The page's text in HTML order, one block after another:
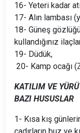
16- Yeteri kadar
17- Alın lambası
18- Güneş
kullandığınız
19- Düdük,
20- Kamp ocağı
KATILIM VE
BAZI HUSUSLAR
1- Kısa kış